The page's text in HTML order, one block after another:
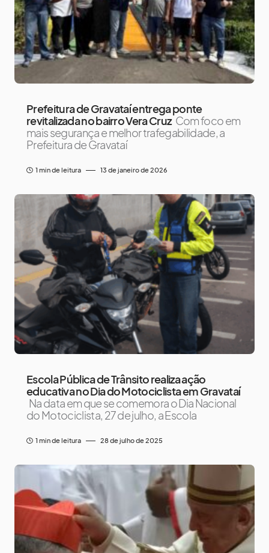
Prefeitura de Gravataí entrega ponte
revitalizada no bairro Vera Cruz Com foco em
mais segurança e melhor trafegabilidade, a
Prefeitura de Gravataí
1 min de leitura 13 de janeiro de 2026
Escola Pública de Trânsito realiza ação
educativa no Dia do Motociclista em Gravataí
Na data em que se comemora o Dia Nacional
do Motociclista, 27 de julho, a Escola
1 min de leitura 28 de julho de 2025